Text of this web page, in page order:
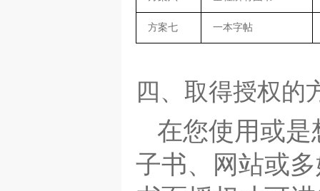
方案七 一本字帖
四、取得授权的
在您使用或
子书、网站或